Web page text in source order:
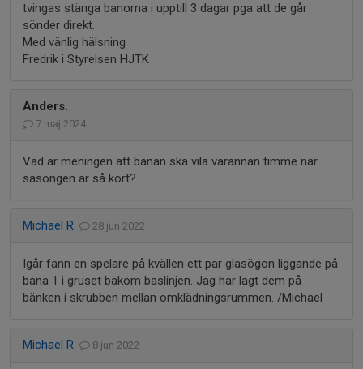
tvingas stänga banorna i upptill 3 dagar pga att de går
sönder direkt.
Med vänlig hälsning
Fredrik i Styrelsen HJTK
Anders.
7 maj 2024
Vad är meningen att banan ska vila varannan timme när
säsongen är så kort?
Michael R. 28 jun 2022
Igår fann en spelare på kvällen ett par glasögon liggande på
bana 1 i gruset bakom baslinjen. Jag har lagt dem på
bänken i skrubben mellan omklädningsrummen. /Michael
Michael R. 8 jun 2022